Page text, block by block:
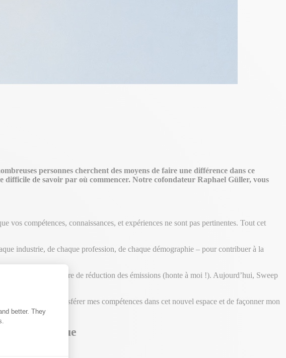
: Personnalisez vos Options
better. They
personnes cherchent des moyens de faire une différence dans ce
de savoir par où commencer. Notre cofondateur Raphael Güller, vous
vos compétences, connaissances, et expériences ne sont pas pertinentes. Tout cet
industrie, de chaque profession, de chaque démographie – pour contribuer à la
en matière de réduction des émissions (honte à moi !). Aujourd’hui, Sweep
un moyen de transférer mes compétences dans cet nouvel espace et de façonner mon
climatique